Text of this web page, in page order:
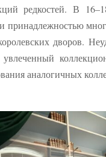
редкостей. В
принадлежностью
дворов.
аналогичных